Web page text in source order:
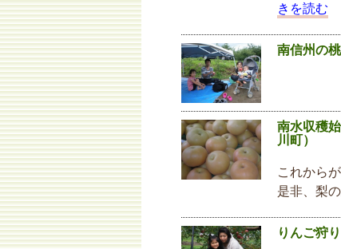
きを読む
南信州の
南水収穫
川町）
これから
是非、梨
りんご狩